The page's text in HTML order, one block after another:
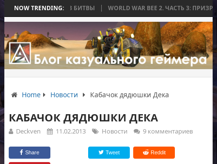
NOW TRENDING:
ЗАКОНЧИЛАСЬ БЕЗ БИТВЫ WORLD WAR BEE 2. ЧАСТЬ 3:
Home Новости Кабачок дядюшки Дека
КАБАЧОК ДЯДЮШКИ ДЕКА
Deckven 11.02.2013 Новости 9 комментариев
Share Tweet Reddit